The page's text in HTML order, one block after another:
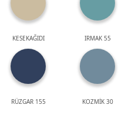
KESEKAĞIDI IRMAK 55
RÜZGAR 155 KOZMİK 30